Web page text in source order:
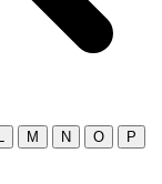
M N O
P